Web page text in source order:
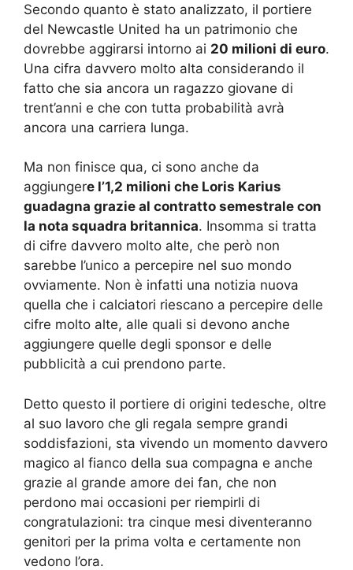
Secondo quanto è stato analizzato, il portiere
del Newcastle United ha un patrimonio che
dovrebbe aggirarsi intorno ai 20 milioni di euro.
Una cifra davvero molto alta considerando il
fatto che sia ancora un ragazzo giovane di
trent’anni e che con tutta probabilità avrà
ancora una carriera lunga.
Ma non finisce qua, ci sono anche da
aggiungere l’1,2 milioni che Loris Karius
guadagna grazie al contratto semestrale con
la nota squadra britannica. Insomma si tratta
di cifre davvero molto alte, che però non
sarebbe l’unico a percepire nel suo mondo
ovviamente. Non è infatti una notizia nuova
quella che i calciatori riescano a percepire delle
cifre molto alte, alle quali si devono anche
aggiungere quelle degli sponsor e delle
pubblicità a cui prendono parte.
Detto questo il portiere di origini tedesche, oltre
al suo lavoro che gli regala sempre grandi
soddisfazioni, sta vivendo un momento davvero
magico al fianco della sua compagna e anche
grazie al grande amore dei fan, che non
perdono mai occasioni per riempirli di
congratulazioni: tra cinque mesi diventeranno
genitori per la prima volta e certamente non
vedono l’ora.